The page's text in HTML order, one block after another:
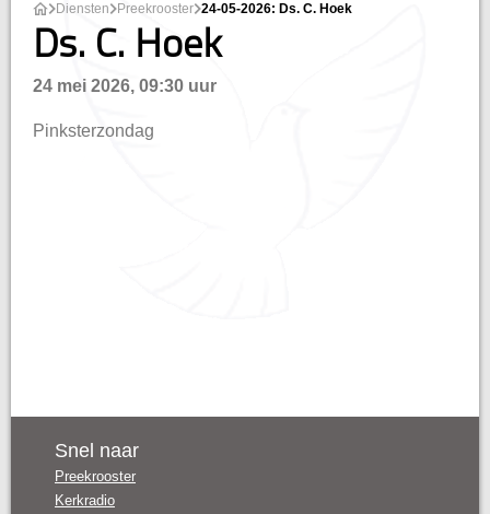
Diensten Preekrooster 24-05-2026: Ds. C. Hoek
Ds. C. Hoek
24 mei 2026, 09:30 uur
Pinksterzondag
Snel naar
Preekrooster
Kerkradio